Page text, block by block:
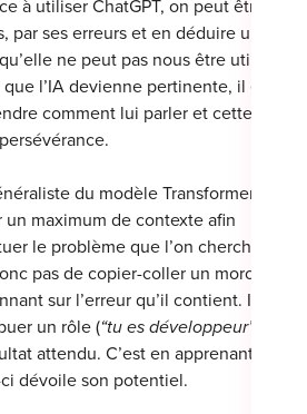
à utiliser ChatGPT, on peut être
par ses erreurs et en déduire un
ne peut pas nous être utile.
l’IA devienne pertinente, il est
comment lui parler et cette
du modèle Transformer
maximum de contexte afin
le problème que l’on cherche à
pas de copier-coller un morceau
sur l’erreur qu’il contient. Il est
un rôle (“tu es développeur”
attendu. C’est en apprenant à
dévoile son potentiel.